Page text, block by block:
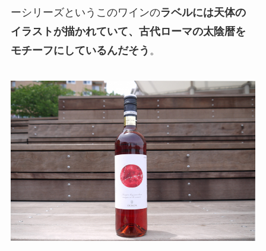
ーシリーズというこのワインのラベルには天体の
イラストが描かれていて、古代ローマの太陰暦を
モチーフにしているんだそう 。